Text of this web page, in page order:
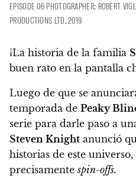
EPISODE 06 PHOTOGRAPHER: ROBERT
PRODUCTIONS LTD. 2019
¡La historia de la familia
buen rato en la pantalla
Luego de que se
temporada de Peaky
serie para darle paso a
Steven Knight anunció
historias de este
precisamentespin-offs.